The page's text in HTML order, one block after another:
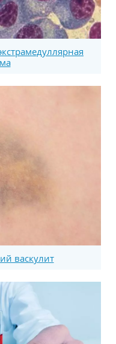
васкулит